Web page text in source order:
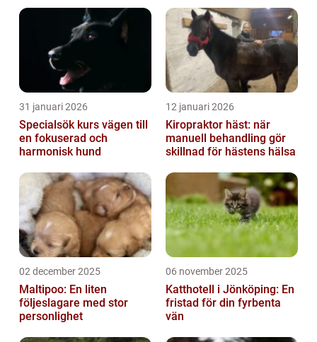
hotade. Dessa otroliga varelser är k...
31 januari 2026
Specialsök kurs vägen till
en fokuserad och
harmonisk hund
12 januari 2026
Kiropraktor häst: när
manuell behandling gör
skillnad för hästens hälsa
02 december 2025
Maltipoo: En liten
följeslagare med stor
personlighet
06 november 2025
Katthotell i Jönköping: En
fristad för din fyrbenta
vän